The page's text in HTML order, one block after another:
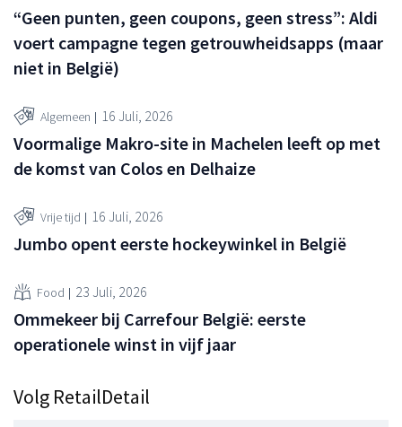
“Geen punten, geen coupons, geen stress”: Aldi
voert campagne tegen getrouwheidsapps (maar
niet in België)
Algemeen 16 Juli, 2026
Voormalige Makro-site in Machelen leeft op met
de komst van Colos en Delhaize
Vrije tijd 16 Juli, 2026
Jumbo opent eerste hockeywinkel in België
Food 23 Juli, 2026
Ommekeer bij Carrefour België: eerste
operationele winst in vijf jaar
Volg RetailDetail